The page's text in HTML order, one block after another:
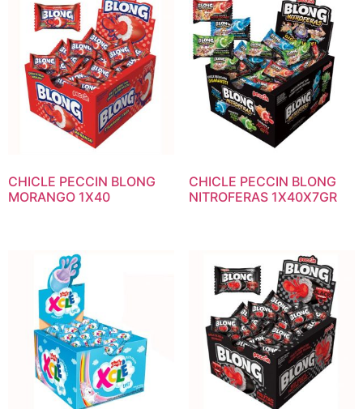
CHICLE PECCIN BLONG
MORANGO 1X40
CHICLE PECCIN BLONG
NITROFERAS 1X40X7GR